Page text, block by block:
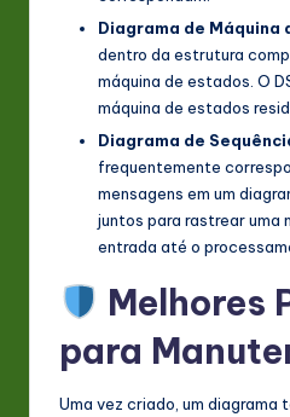
Diagrama de Máquina
dentro da estrutura
máquina de estados. O
máquina de estados
Diagrama de
frequentemente
mensagens em um
juntos para rastrear uma
entrada até o
Melhores
para
Uma vez criado, um